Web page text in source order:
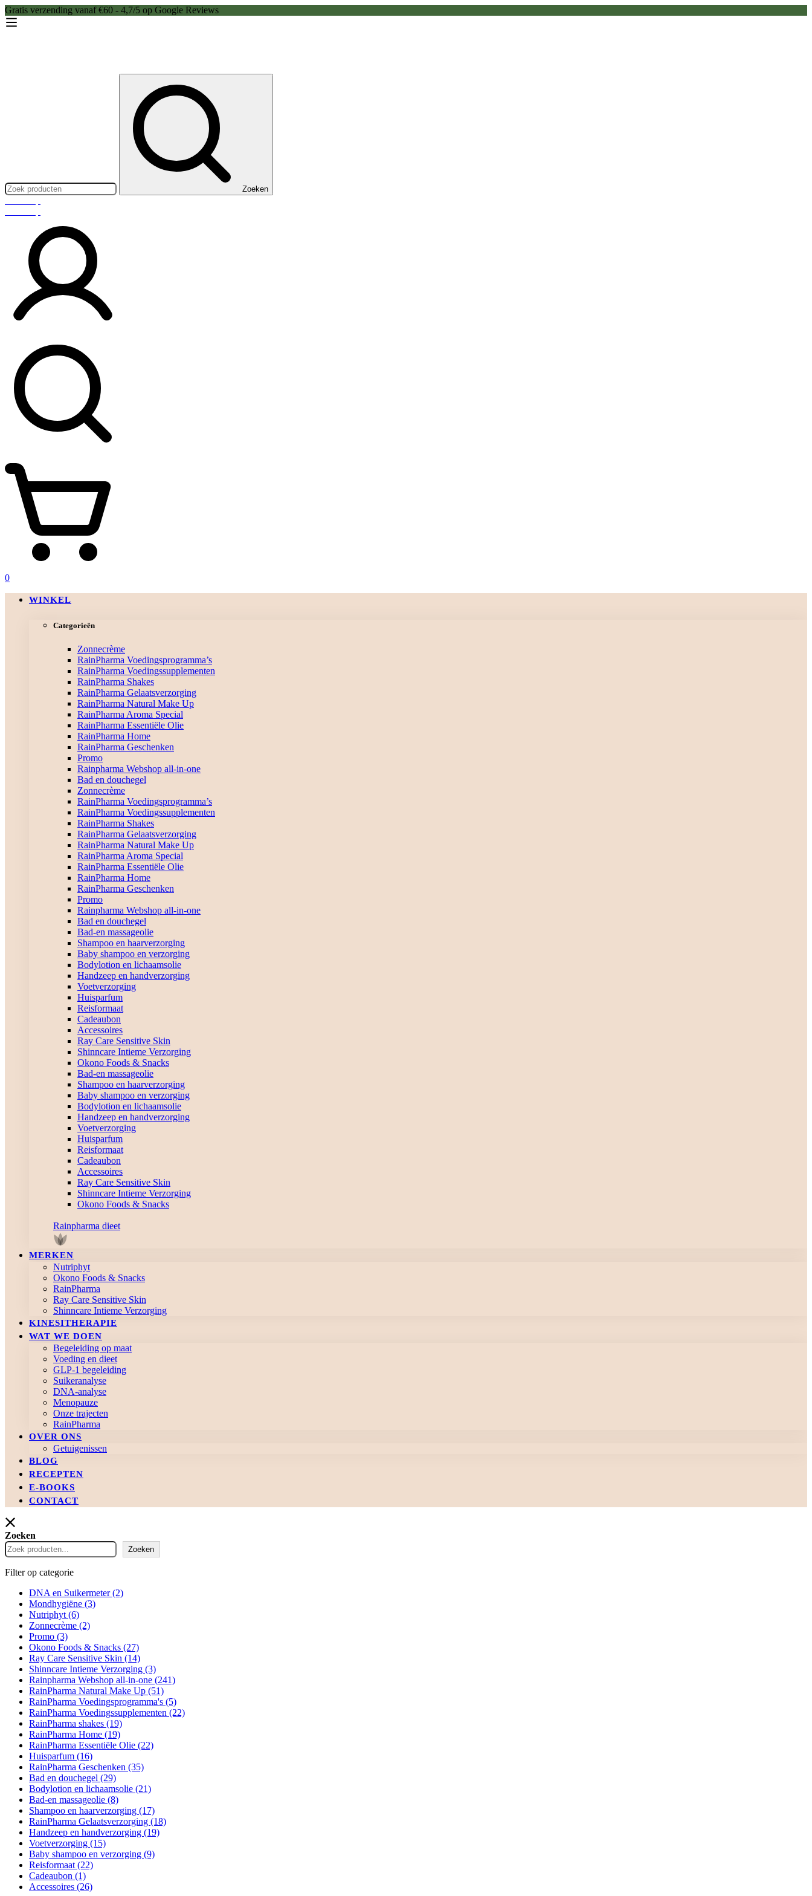
Gratis verzending vanaf €60 - 4,7/5 op Google Reviews
Zoeken
0
WINKEL
Categorieën
Zonnecrème
RainPharma Voedingsprogramma’s
RainPharma Voedingssupplementen
RainPharma Shakes
RainPharma Gelaatsverzorging
RainPharma Natural Make Up
RainPharma Aroma Special
RainPharma Essentiële Olie
RainPharma Home
RainPharma Geschenken
Promo
Rainpharma Webshop all-in-one
Bad en douchegel
Zonnecrème
RainPharma Voedingsprogramma’s
RainPharma Voedingssupplementen
RainPharma Shakes
RainPharma Gelaatsverzorging
RainPharma Natural Make Up
RainPharma Aroma Special
RainPharma Essentiële Olie
RainPharma Home
RainPharma Geschenken
Promo
Rainpharma Webshop all-in-one
Bad en douchegel
Bad-en massageolie
Shampoo en haarverzorging
Baby shampoo en verzorging
Bodylotion en lichaamsolie
Handzeep en handverzorging
Voetverzorging
Huisparfum
Reisformaat
Cadeaubon
Accessoires
Ray Care Sensitive Skin
Shinncare Intieme Verzorging
Okono Foods & Snacks
Bad-en massageolie
Shampoo en haarverzorging
Baby shampoo en verzorging
Bodylotion en lichaamsolie
Handzeep en handverzorging
Voetverzorging
Huisparfum
Reisformaat
Cadeaubon
Accessoires
Ray Care Sensitive Skin
Shinncare Intieme Verzorging
Okono Foods & Snacks
Rainpharma dieet
MERKEN
Nutriphyt
Okono Foods & Snacks
RainPharma
Ray Care Sensitive Skin
Shinncare Intieme Verzorging
KINESITHERAPIE
WAT WE DOEN
Begeleiding op maat
Voeding en dieet
GLP-1 begeleiding
Suikeranalyse
DNA-analyse
Menopauze
Onze trajecten
RainPharma
OVER ONS
Getuigenissen
BLOG
RECEPTEN
E-BOOKS
CONTACT
Zoeken
Zoeken
Filter op categorie
DNA en Suikermeter(2)
Mondhygiëne (3)
Nutriphyt (6)
Zonnecrème (2)
Promo (3)
Okono Foods & Snacks (27)
Ray Care Sensitive Skin (14)
Shinncare Intieme Verzorging (3)
Rainpharma Webshop all-in-one (241)
RainPharma Natural Make Up (51)
RainPharma Voedingsprogramma's (5)
RainPharma Voedingssupplementen (22)
RainPharma shakes (19)
RainPharma Home (19)
RainPharma Essentiële Olie (22)
Huisparfum (16)
RainPharma Geschenken (35)
Bad en douchegel (29)
Bodylotion en lichaamsolie (21)
Bad-en massageolie (8)
Shampoo en haarverzorging (17)
RainPharma Gelaatsverzorging (18)
Handzeep en handverzorging (19)
Voetverzorging (15)
Baby shampoo en verzorging (9)
Reisformaat (22)
Cadeaubon (1)
Accessoires (26)